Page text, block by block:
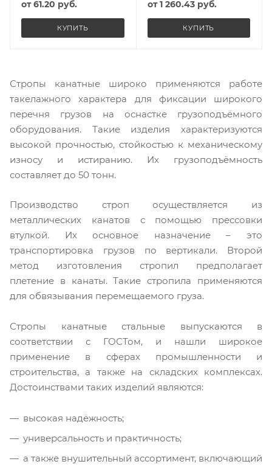
от61.20 руб.
КУПИТЬ
от1 260.43 руб.
КУПИТЬ
Стропы канатные широко применяются работе
такелажного характера для фиксации широкого
перечня грузов на оснастке грузоподъёмного
оборудования. Такие изделия характеризуются
высокой прочностью, стойкостью к механическому
износу и истиранию. Их грузоподъёмность
составляет до 50 тонн.
Производство строп осуществляется из
металлических канатов с помощью прессовки
втулкой. Их основное назначение – это
транспортировка грузов по вертикали. Второй
метод изготовления стропил предполагает
плетение в канаты. Такие стропила применяются
для обвязывания перемещаемого груза.
Стропы канатные стальные выпускаются в
соответствии с ГОСТом, и нашли широкое
применение в сферах промышленности и
строительства, а также на складских комплексах.
Достоинствами таких изделий являются:
высокая надёжность;
универсальность и практичность;
а также внушительный ассортимент, включающий